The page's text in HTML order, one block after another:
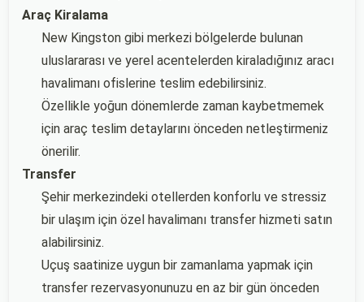
Araç Kiralama
New Kingston gibi merkezi bölgelerde bulunan
uluslararası ve yerel acentelerden kiraladığınız aracı
havalimanı ofislerine teslim edebilirsiniz.
Özellikle yoğun dönemlerde zaman kaybetmemek
için araç teslim detaylarını önceden netleştirmeniz
önerilir.
Transfer
Şehir merkezindeki otellerden konforlu ve stressiz
bir ulaşım için özel havalimanı transfer hizmeti satın
alabilirsiniz.
Uçuş saatinize uygun bir zamanlama yapmak için
transfer rezervasyonunuzu en az bir gün önceden